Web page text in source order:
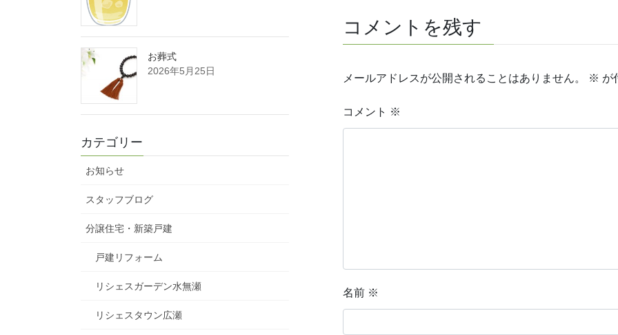
コメントを残す
メールアドレスが公開されることはありません。 ※ が
コメント ※
名前 ※
お葬式
2026年5月25日
カテゴリー
お知らせ
スタッフブログ
分譲住宅・新築戸建
戸建リフォーム
リシェスガーデン水無瀬
リシェスタウン広瀬